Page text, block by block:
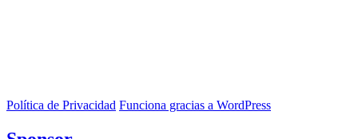
Política de Privacidad Funciona gracias a WordPress